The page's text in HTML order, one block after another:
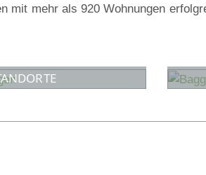
mit mehr als 920 Wohnungen